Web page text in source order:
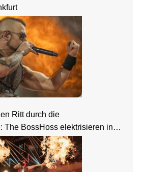
Ritt durch die
The BossHoss elektrisieren in